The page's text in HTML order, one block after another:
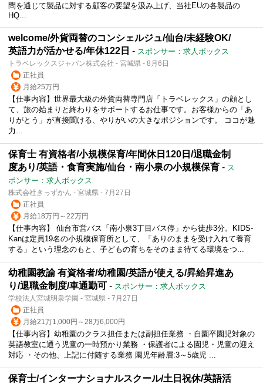
問を通じて製品に対する顧客の要望を汲み上げ、当社EUの各製品の
HQ...
welcome/外貨両替のコンシェルジュ/仙台/未経験OK/
英語力が活かせる/年休122日 - スポンサー：求人ボックス
トラベレックスジャパン株式会社 - 宮城県 - 8月6日
正社員
月給25万円
【仕事内容】世界最大級の外貨両替専門店「トラベレックス」の顔とし
て、旅の始まりと終わりをサポートするお仕事です。お客様からの「あ
りがとう」が直接聞ける、やりがいの大きなポジションです。 ココが魅
力...
保育士 有資格者/小規模保育/年間休日120日/退職金制
度あり/英語・食育実施/仙台・南小泉の小規模保育 - ス
ポンサー：求人ボックス
株式会社きっずかん - 宮城県 - 7月27日
正社員
月給18万円～22万円
【仕事内容】 仙台市営バス「南小泉3丁目バス停」から徒歩3分。KIDS-
Kanは定員19名の小規模保育所として、「ありのままを受け入れて養育
する」という理念のもと、子どもの育ちをそのまま待てる環境をつ...
幼稚園教諭 有資格者/幼稚園/英語が使える/昇給昇進あ
り/退職金制度/車通勤可 - スポンサー：求人ボックス
学校法人宮城明泉学園 - 宮城県 - 7月27日
正社員
月給21万1,000円～28万6,000円
【仕事内容】幼稚園のクラス担任または副担任業務 ・自園卒園児対象の
英語教室に通う児童の一時預かり業務 ・保護者による園児・児童の迎え
対応 ・その他、上記に付随する業務 園児年齢層:3～5歳児 ...
保育士/インターナショナルスクール/土日祝休/英語活